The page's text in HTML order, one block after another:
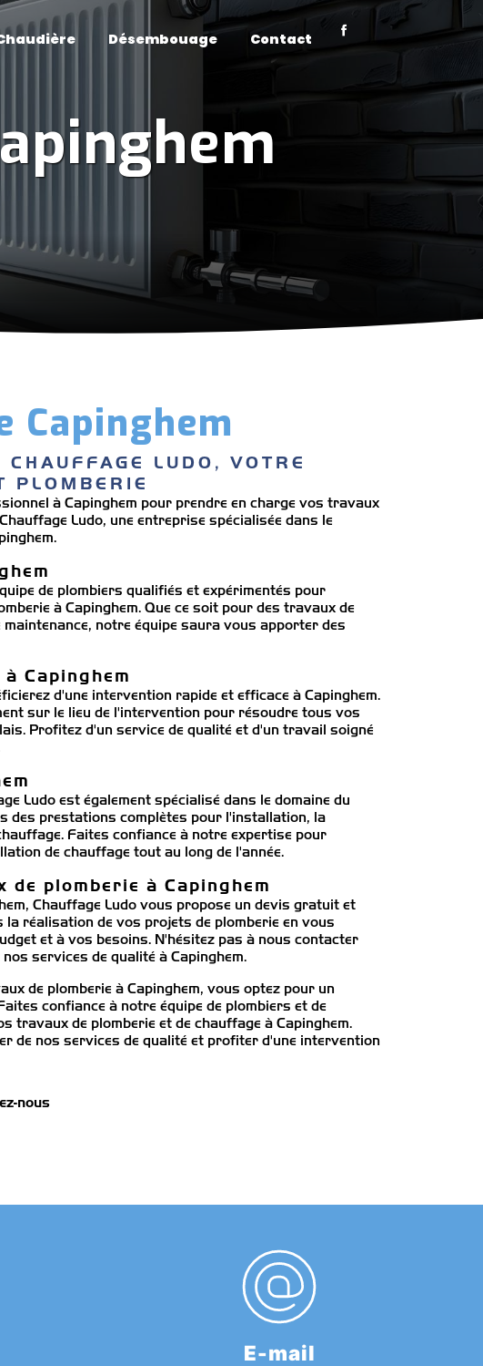
Désembouage Contact
Capinghem
LUDO, VOTRE
PLOMBERIE
à Capinghem pour prendre en charge vos travaux
Ludo, une entreprise spécialisée dans le
de plombiers qualifiés et expérimentés pour
à Capinghem. Que ce soit pour des travaux de
notre équipe saura vous apporter des
Capinghem
d'une intervention rapide et efficace à Capinghem.
sur le lieu de l'intervention pour résoudre tous vos
Profitez d'un service de qualité et d'un travail soigné
Ludo est également spécialisé dans le domaine du
des prestations complètes pour l'installation, la
Faites confiance à notre expertise pour
de chauffage tout au long de l'année.
plomberie à Capinghem
Chauffage Ludo vous propose un devis gratuit et
réalisation de vos projets de plomberie en vous
et à vos besoins. N'hésitez pas à nous contacter
services de qualité à Capinghem.
de plomberie à Capinghem, vous optez pour un
confiance à notre équipe de plombiers et de
travaux de plomberie et de chauffage à Capinghem.
de nos services de qualité et profiter d'une intervention
nous
E-mail